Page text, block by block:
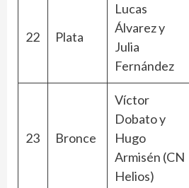
22 Plata
Lucas
Álvarez y
Julia
Fernández
23 Bronce
Víctor
Dobato y
Hugo
Armisén (CN
Helios)